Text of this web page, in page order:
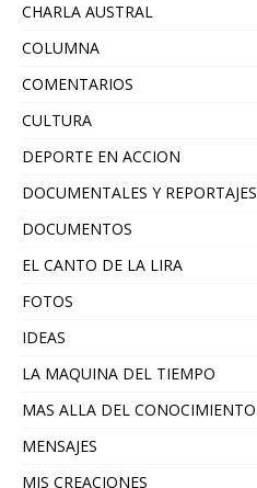
CHARLA AUSTRAL
COLUMNA
COMENTARIOS
CULTURA
DEPORTE EN ACCION
DOCUMENTALES Y REPORTAJES
DOCUMENTOS
EL CANTO DE LA LIRA
FOTOS
IDEAS
LA MAQUINA DEL TIEMPO
MAS ALLA DEL CONOCIMIENTO
MENSAJES
MIS CREACIONES